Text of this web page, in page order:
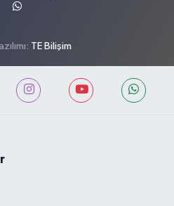
TE Bilişim